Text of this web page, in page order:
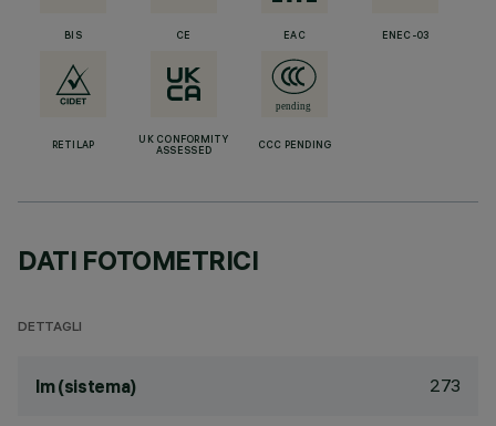
BIS CE EAC ENEC-03
RETILAP
UK CONFORMITY
ASSESSED
CCC PENDING
DATI FOTOMETRICI
DETTAGLI
lm (sistema) 273